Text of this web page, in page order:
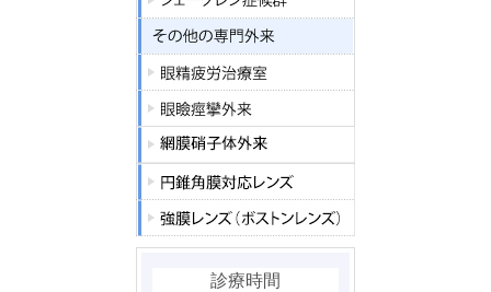
診療時間